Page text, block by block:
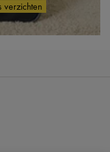
verzichten